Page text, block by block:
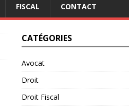
FISCAL CONTACT
CATÉGORIES
Avocat
Droit
Droit Fiscal